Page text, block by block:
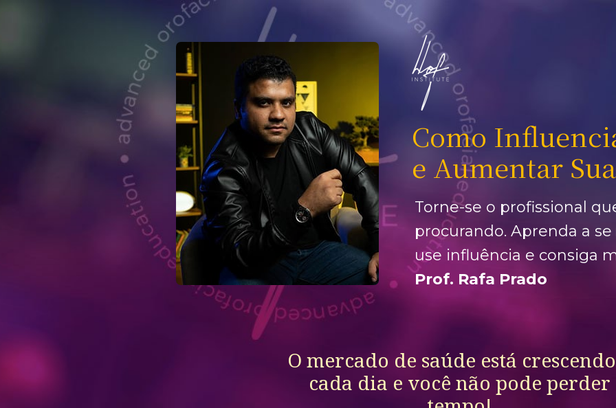
Como
e Aumentar
Torne-se o profissional
procurando. Aprenda a
use influência e consiga
Prof. Rafa Prado
O mercado de saúde está
cada dia e você não pode perder